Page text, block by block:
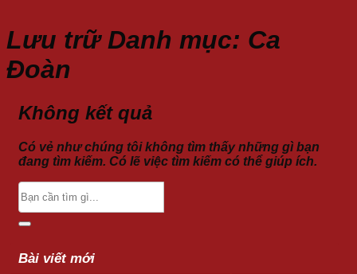
Lưu trữ Danh mục: Ca
Đoàn
Không kết quả
Có vẻ như chúng tôi không tìm thấy những gì bạn
đang tìm kiếm. Có lẽ việc tìm kiếm có thể giúp ích.
Bài viết mới